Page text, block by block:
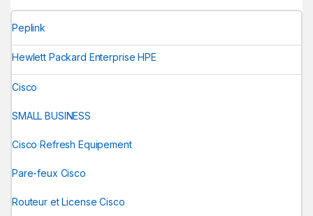
Peplink
Hewlett Packard Enterprise HPE
Cisco
SMALL BUSINESS
Cisco Refresh Equipement
Pare-feux Cisco
Routeur et License Cisco